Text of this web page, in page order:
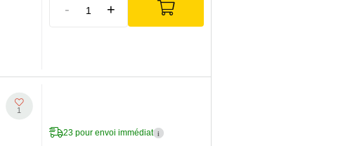
- +
1
23 pour envoi immédiat i